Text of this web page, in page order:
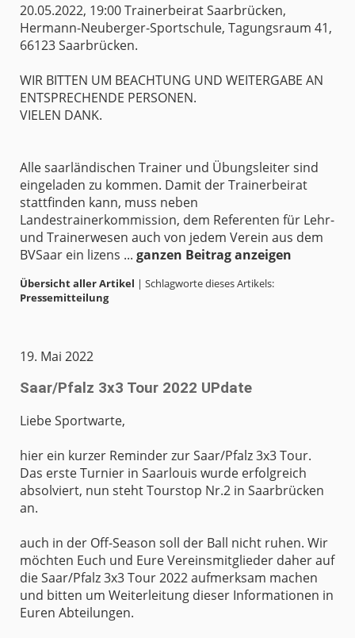
20.05.2022, 19:00 Trainerbeirat Saarbrücken,
Hermann-Neuberger-Sportschule, Tagungsraum 41,
66123 Saarbrücken.
WIR BITTEN UM BEACHTUNG UND WEITERGABE AN
ENTSPRECHENDE PERSONEN.
VIELEN DANK.
Alle saarländischen Trainer und Übungsleiter sind
eingeladen zu kommen. Damit der Trainerbeirat
stattfinden kann, muss neben
Landestrainerkommission, dem Referenten für Lehr-
und Trainerwesen auch von jedem Verein aus dem
BVSaar ein lizens ... ganzen Beitrag anzeigen
Übersicht aller Artikel | Schlagworte dieses Artikels:
Pressemitteilung
19. Mai 2022
Saar/Pfalz 3x3 Tour 2022 UPdate
Liebe Sportwarte,
hier ein kurzer Reminder zur Saar/Pfalz 3x3 Tour.
Das erste Turnier in Saarlouis wurde erfolgreich
absolviert, nun steht Tourstop Nr.2 in Saarbrücken
an.
auch in der Off-Season soll der Ball nicht ruhen. Wir
möchten Euch und Eure Vereinsmitglieder daher auf
die Saar/Pfalz 3x3 Tour 2022 aufmerksam machen
und bitten um Weiterleitung dieser Informationen in
Euren Abteilungen.